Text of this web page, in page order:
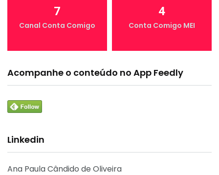
7
Canal Conta Comigo
4
Conta Comigo MEI
Acompanhe o conteúdo no App Feedly
Linkedin
Ana Paula Cândido de Oliveira